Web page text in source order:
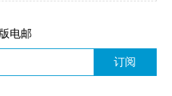
电邮
订阅